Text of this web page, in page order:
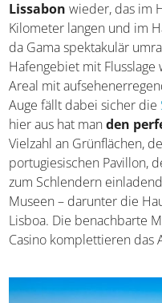
Lissabon wieder, das im
Kilometer langen und im
da Gama spektakulär
Hafengebiet mit
Areal mit
Auge fällt dabei sicher die
hier aus hat manden
Vielzahl an Grünflächen,
portugiesischen Pavillon,
zum Schlendern
Museen – darunter die
Lisboa. Die benachbarte
Casino komplettieren das